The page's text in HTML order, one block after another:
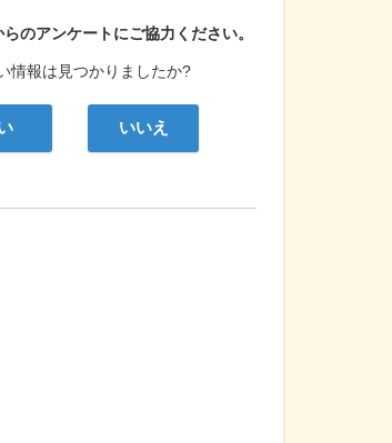
院なび
らのアンケートにご協力ください。
情報は見つかりましたか?
いいえ